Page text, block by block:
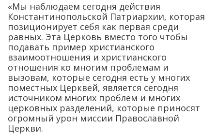
«Мы наблюдаем сегодня действия
Константинопольской Патриархии, которая
позиционирует себя как первая среди
равных. Эта Церковь вместо того чтобы
подавать пример христианского
взаимоотношения и христианского
отношения ко многим проблемам и
вызовам, которые сегодня есть у многих
поместных Церквей, является сегодня
источником многих проблем и многих
церковных разделений, которые приносят
огромный урон миссии Православной
Церкви.